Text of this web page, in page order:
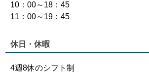
10：00～18：45
11：00～19：45
休日・休暇
4週8休のシフト制